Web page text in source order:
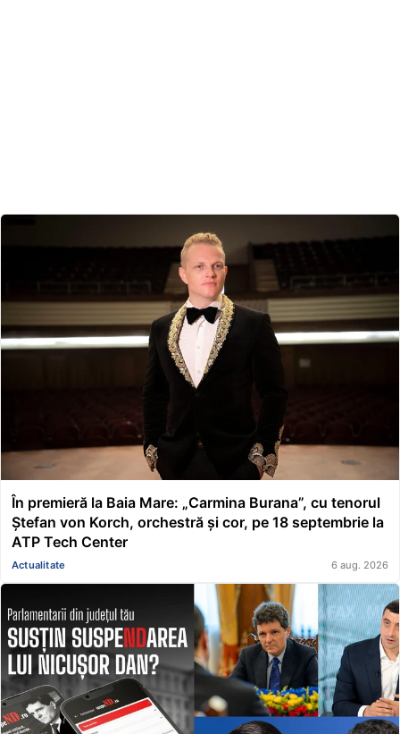
În premieră la Baia Mare: „Carmina Burana”, cu tenorul
Ștefan von Korch, orchestră și cor, pe 18 septembrie la
ATP Tech Center
Actualitate 6 aug. 2026